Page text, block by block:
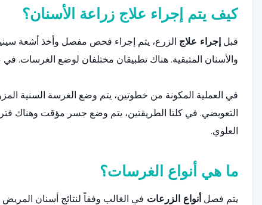
كيف يتم إجراء علاج زراعة الأسنان؟
قبل إجراء علاج الزرع، يتم إجراء فحص مفصل وأخذ أشعة
والأسنان المتبقية. هناك تطبيقان مختلفان لوضع الغرسات.
في العملية المكونة من خطوتين، يتم وضع الغرسة السنية
العلوي.
ما هي أنواع الغرسات؟
يتم فصل أنواع الزرعات في الغالب وفقاً لنتائج أسنان